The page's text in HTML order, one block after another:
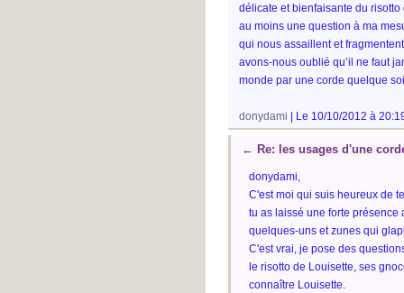
délicate et bienfaisante du
au moins une question à ma
qui nous assaillent et
avons-nous oublié qu’il ne faut
monde par une corde quelque
donydami | Le 10/10/2012 à
← Re: les usages d'une
donydami,
C'est moi qui suis heureux de
tu as laissé une forte
quelques-uns et zunes qui
C'est vrai, je pose des
le risotto de Louisette, ses
connaître Louisette.